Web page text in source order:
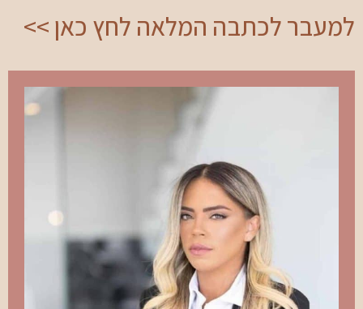
למעבר לכתבה המלאה לחץ כאן >>